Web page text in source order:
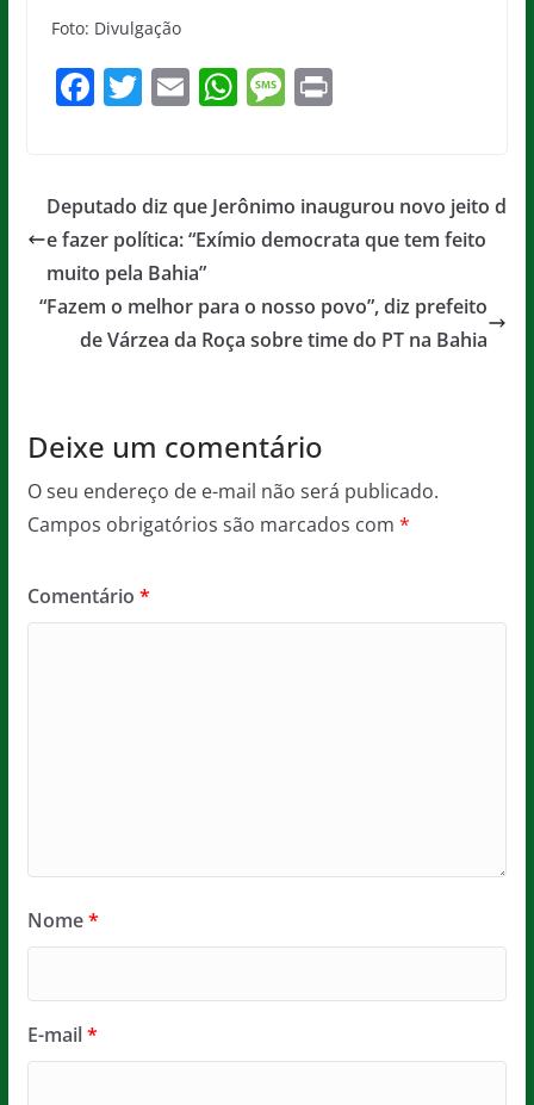
Foto: Divulgação
F
e
b
o
o
k
T
er
E
l
W
s
A
p
M
a
g
Pr
Deputado diz que Jerônimo inaugurou novo jeito d
e fazer política: “Exímio democrata que tem feito
muito pela Bahia”
“Fazem o melhor para o nosso povo”, diz prefeito
de Várzea da Roça sobre time do PT na Bahia
Deixe um comentário
O seu endereço de e-mail não será publicado.
Campos obrigatórios são marcados com *
Comentário *
Nome*
E-mail*